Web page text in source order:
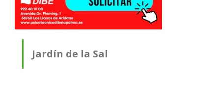
Jardín de la Sal